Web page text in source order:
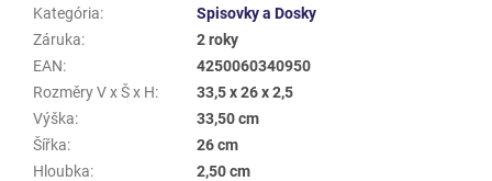
Kategória:
Spisovky a Dosky
Záruka:
2 roky
EAN:
4250060340950
Rozměry V x Š x H:
33,5 x 26 x 2,5
Výška:
33,50 cm
Šířka:
26 cm
Hloubka:
2,50 cm